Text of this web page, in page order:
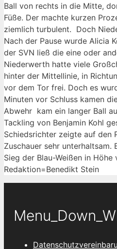
Ball von rechts in die Mitte,
Füße. Der machte kurzen
ziemlich turbulent. Doch
Nach der Pause wurde Alicia
der SVN ließ die eine oder
Niederwerth hatte viele
hinter der Mittellinie, in
vor dem Tor frei. Doch es
Minuten vor Schluss kamen
Abwehr kam ein langer Ball
Tackling von Benjamin Kohl
Schiedsrichter zeigte auf den
Zuschauer sehr
Sieg der Blau-Weißen in
Redaktion=Benedikt Stein